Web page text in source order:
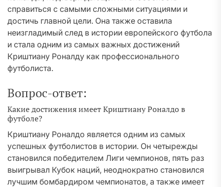
справиться с самыми сложными ситуациями и
достичь главной цели. Она также оставила
неизгладимый след в истории европейского футбола
и стала одним из самых важных достижений
Криштиану Роналду как профессионального
футболиста.
Вопрос-ответ:
Какие достижения имеет Криштиану Роналдо в
футболе?
Криштиану Роналдо является одним из самых
успешных футболистов в истории. Он четырежды
становился победителем Лиги чемпионов, пять раз
выигрывал Кубок наций, неоднократно становился
лучшим бомбардиром чемпионатов, а также имеет